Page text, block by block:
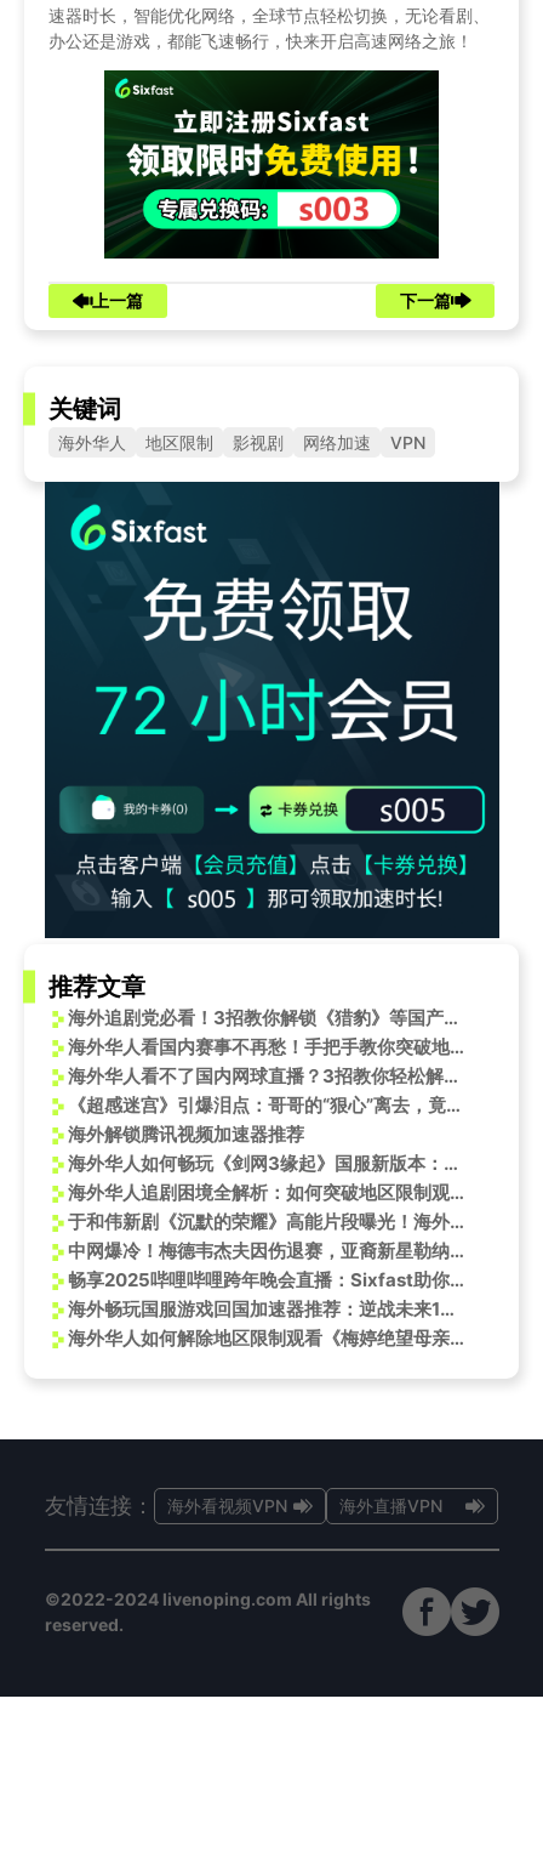
速器时长，智能优化网络，全球节点轻松切换，无论看剧、
办公还是游戏，都能飞速畅行，快来开启高速网络之旅！
上一篇 下一篇
关键词
海外华人 地区限制 影视剧 网络加速 VPN
推荐文章
海外追剧党必看！3招教你解锁《猎豹》等国产剧地区限制
海外华人看国内赛事不再愁！手把手教你突破地区限制，王楚钦三线作战精彩不错过
海外华人看不了国内网球直播？3招教你轻松解锁咪咕视频限制
《超感迷宫》引爆泪点：哥哥的“狠心”离去，竟是隐藏最深的守护？海外追剧党如何破解咪咕视频地区限制？
海外解锁腾讯视频加速器推荐
海外华人如何畅玩《剑网3缘起》国服新版本：唐风古韵绘新卷
海外华人追剧困境全解析：如何突破地区限制观看《水龙吟》等热门剧集
于和伟新剧《沉默的荣耀》高能片段曝光！海外追剧党必看破解地区限制攻略
中网爆冷！梅德韦杰夫因伤退赛，亚裔新星勒纳钱挺进决赛对决辛纳
畅享2025哔哩哔哩跨年晚会直播：Sixfast助你一臂之力
海外畅玩国服游戏回国加速器推荐：逆战未来1月13日上线！
海外华人如何解除地区限制观看《梅婷绝望母亲》？3招教你突破封锁
友情连接： 海外看视频VPN 海外直播VPN
©2022-2024 livenoping.com All rights
reserved.